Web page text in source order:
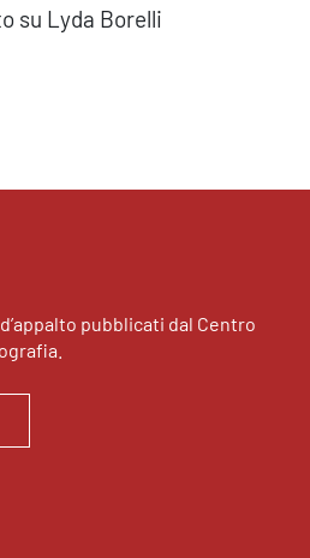
su Lyda Borelli
pubblicati dal Centro